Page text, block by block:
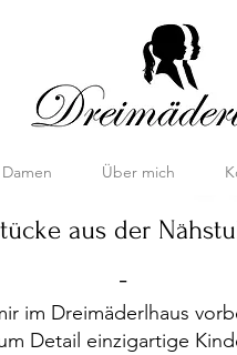
Damen Über mich
aus der
-
im Dreimäderlhaus
Detail einzigartige